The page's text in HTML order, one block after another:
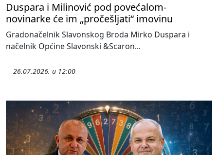
Duspara i Milinović pod povećalom-
novinarke će im „pročešljati“ imovinu
Gradonačelnik Slavonskog Broda Mirko Duspara i
načelnik Općine Slavonski &Scaron...
26.07.2026. u 12:00